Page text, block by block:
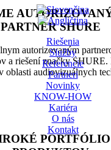
Riešenia
Služby
Referencie
Partneri
Novinky
KNOW-HOW
Kariéra
O nás
Kontakt
PARTNER SHURE
autorizovaným
a riešení značky SHURE.
oblasti audiovizuálnych
PORTFÓLIO